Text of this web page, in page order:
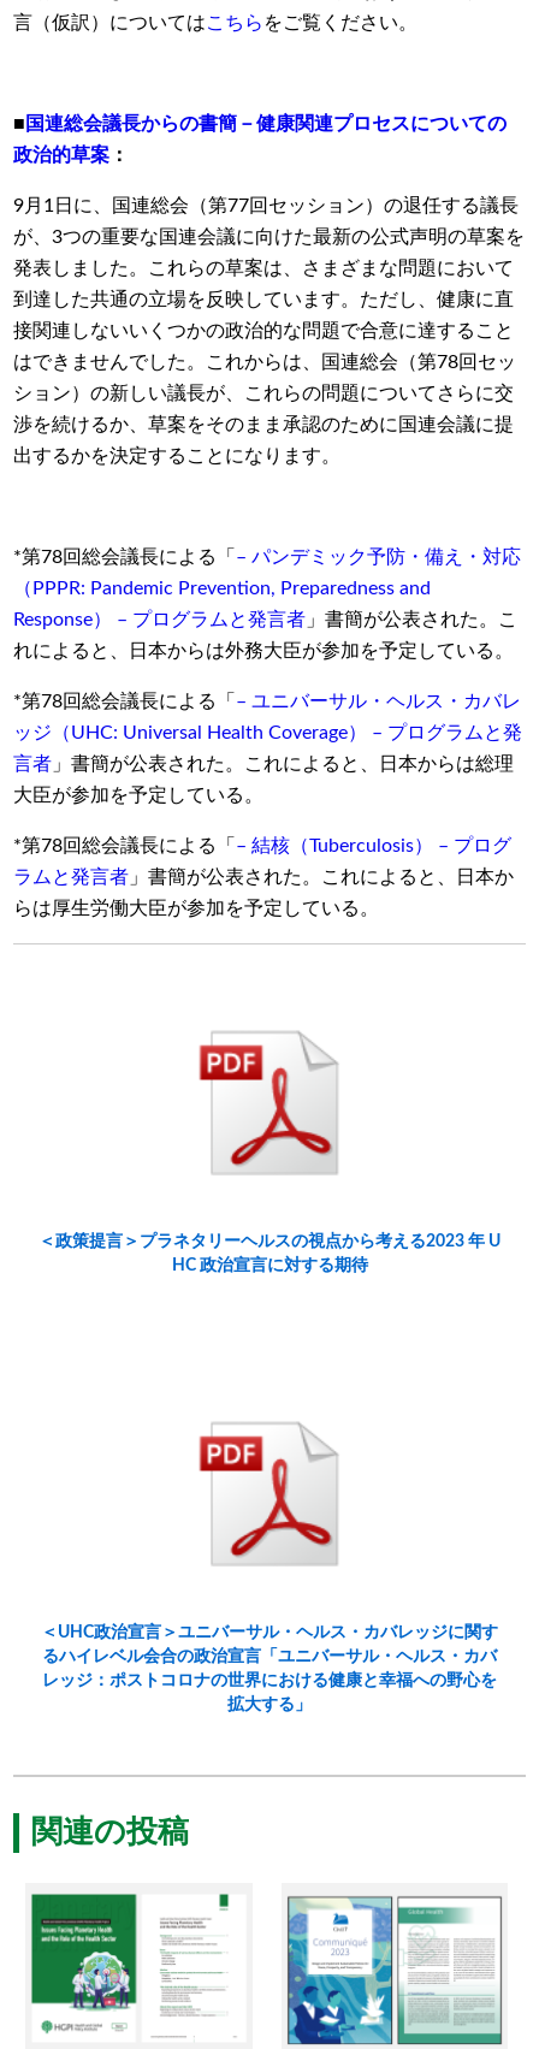
言（仮訳）についてはこちら をご覧ください。
■ 国連総会議長からの書簡－健康関連プロセスについての
政治的草案 ：
9月1日に、国連総会（第77回セッション）の退任する議長
が、3つの重要な国連会議に向けた最新の公式声明の草案を
発表しました。これらの草案は、さまざまな問題において
到達した共通の立場を反映しています。ただし、健康に直
接関連しないいくつかの政治的な問題で合意に達すること
はできませんでした。これからは、国連総会（第78回セッ
ション）の新しい議長が、これらの問題についてさらに交
渉を続けるか、草案をそのまま承認のために国連会議に提
出するかを決定することになります。
*第78回総会議長による「 – パンデミック予防・備え・対応
（PPPR: Pandemic Prevention, Preparedness and
Response） – プログラムと発言者 」書簡が公表された。こ
れによると、日本からは外務大臣が参加を予定している。
*第78回総会議長による「 – ユニバーサル・ヘルス・カバレ
ッジ（UHC: Universal Health Coverage） – プログラムと発
言者 」書簡が公表された。これによると、日本からは総理
大臣が参加を予定している。
*第78回総会議長による「 – 結核（Tuberculosis） – プログ
ラムと発言者 」書簡が公表された。これによると、日本か
らは厚生労働大臣が参加を予定している。
＜政策提言＞プラネタリーヘルスの視点から考える2023 年 U
HC 政治宣言に対する期待
＜UHC政治宣言＞ユニバーサル・ヘルス・カバレッジに関す
るハイレベル会合の政治宣言「ユニバーサル・ヘルス・カバ
レッジ：ポストコロナの世界における健康と幸福への野心を
拡大する」
関連の投稿